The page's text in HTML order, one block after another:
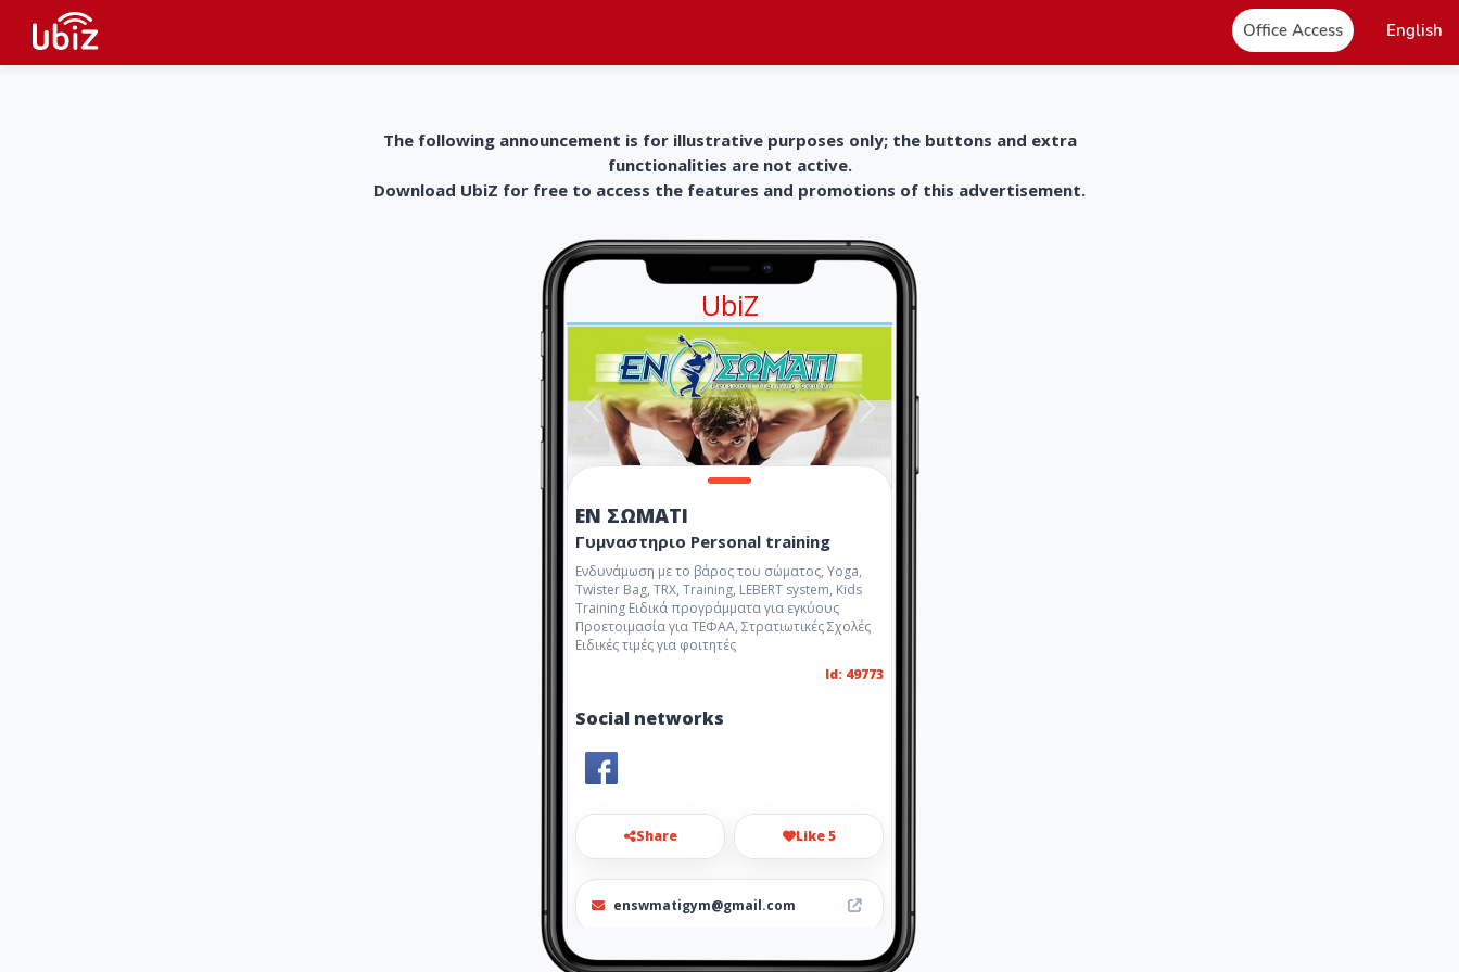
Office Access English
The following announcement is for illustrative purposes only; the buttons and extra
functionalities are not active.
Download UbiZ for free to access the features and promotions of this advertisement.
UbiZ
ΕΝ ΣΩΜΑΤΙ
Γυμναστηριο Personal training
Ενδυνάμωση με το βάρος του σώματος, Yoga,
Twister Bag, TRX, Training, LEBERT system, Kids
Training Ειδικά προγράμματα για εγκύους
Προετοιμασία για ΤΕΦΑΑ, Στρατιωτικές Σχολές
Ειδικές τιμές για φοιτητές
Id: 49773
Social networks
Share Like 5
enswmatigym@gmail.com